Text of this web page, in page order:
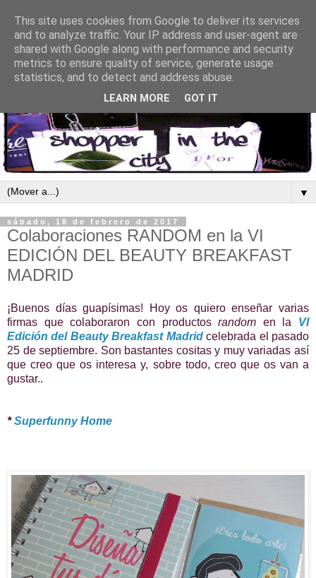
▼
sábado, 18 de febrero de 2017
Colaboraciones RANDOM en la VI
EDICIÓN DEL BEAUTY BREAKFAST
MADRID
¡Buenos días guapísimas! Hoy os quiero enseñar varias
firmas que colaboraron con productosrandom en la VI
Edición del Beauty Breakfast Madridcelebrada el pasado
25 de septiembre. Son bastantes cositas y muy variadas así
que creo que os interesa y, sobre todo, creo que os van a
gustar..
*Superfunny Home
This site uses cookies from Google to deliver its services
and to analyze traffic. Your IP address and user-agent are
shared with Google along with performance and security
metrics to ensure quality of service, generate usage
statistics, and to detect and address abuse.
LEARN MORE GOT IT